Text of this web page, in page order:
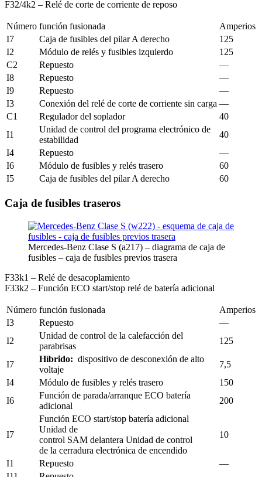
F32/4k2 – Relé de corte de corriente de reposo
Número función fusionada
Amperios
I7
Caja de fusibles del pilar A derecho
125
I2
Módulo de relés y fusibles izquierdo
125
C2
Repuesto
—
I8
Repuesto
—
I9
Repuesto
—
I3
Conexión del relé de corte de corriente sin carga —
C1
Regulador del soplador
40
I1
Unidad de control del programa electrónico de
estabilidad
40
I4
Repuesto
—
I6
Módulo de fusibles y relés trasero
60
I5
Caja de fusibles del pilar A derecho 60
Caja de fusibles traseros
Mercedes-Benz Clase S (a217) – diagrama de caja de
fusibles – caja de fusibles previos trasera
F33k1 – Relé de desacoplamiento
F33k2 – Función ECO start/stop relé de batería adicional
Número función fusionada
Amperios
I3
Repuesto
—
I2
Unidad de control de la calefacción del
parabrisas
125
I7
Híbrido: dispositivo de desconexión de alto
voltaje
7,5
I4
Módulo de fusibles y relés trasero
150
I6
Función de parada/arranque ECO batería
adicional
200
I7
Función ECO start/stop batería adicional
Unidad de
control SAM delantera Unidad de control
de la cerradura electrónica de encendido
10
I1 Repuesto
—